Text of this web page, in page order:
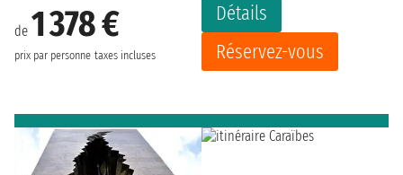
de 1 378 €
prix par personne taxes incluses
Détails
Réservez-vous